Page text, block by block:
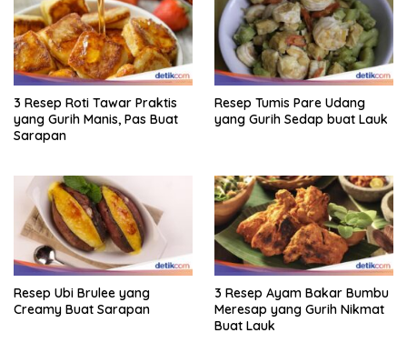
3 Resep Roti Tawar Praktis
yang Gurih Manis, Pas Buat
Sarapan
Resep Tumis Pare Udang
yang Gurih Sedap buat Lauk
Resep Ubi Brulee yang
Creamy Buat Sarapan
3 Resep Ayam Bakar Bumbu
Meresap yang Gurih Nikmat
Buat Lauk